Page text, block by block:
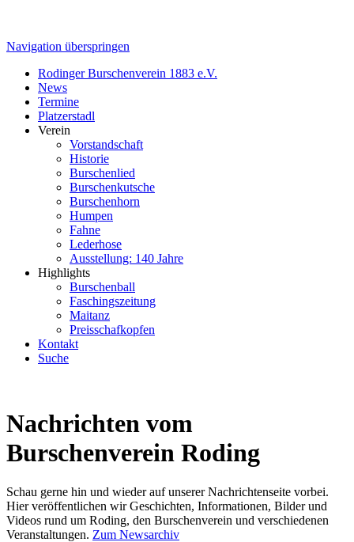
Navigation überspringen
Rodinger Burschenverein 1883 e.V.
News
Termine
Platzerstadl
Verein
Vorstandschaft
Historie
Burschenlied
Burschenkutsche
Burschenhorn
Humpen
Fahne
Lederhose
Ausstellung: 140 Jahre
Highlights
Burschenball
Faschingszeitung
Maitanz
Preisschafkopfen
Kontakt
Suche
Nachrichten vom
Burschenverein Roding
Schau gerne hin und wieder auf unserer Nachrichtenseite vorbei.
Hier veröffentlichen wir Geschichten, Informationen, Bilder und
Videos rund um Roding, den Burschenverein und verschiedenen
Veranstaltungen. Zum Newsarchiv